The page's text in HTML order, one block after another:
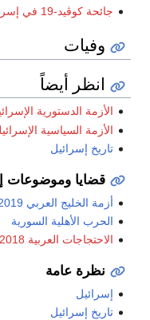
جائحة كوڤيد-19 في إسرائيل
وفيات
انظر أيضاً
الأزمة الدستورية الإسرائيلية
الأزمة السياسية الإسرائيلية 2019-
تاريخ إسرائيل
قضايا وموضوعات
أزمة الخليج العربي 2019-2020
الحرب الأهلية السورية
الاحتجاجات العربية 2018-الحاضر
نظرة عامة
إسرائيل
تاريخ إسرائيل